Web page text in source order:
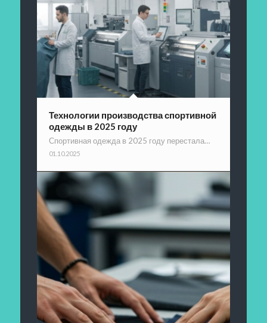
Технологии производства спортивной
одежды в 2025 году
Спортивная одежда в 2025 году перестала…
01.10.2025